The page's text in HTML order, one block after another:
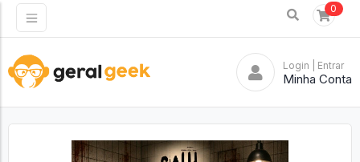
0
Login | Entrar
Minha Conta